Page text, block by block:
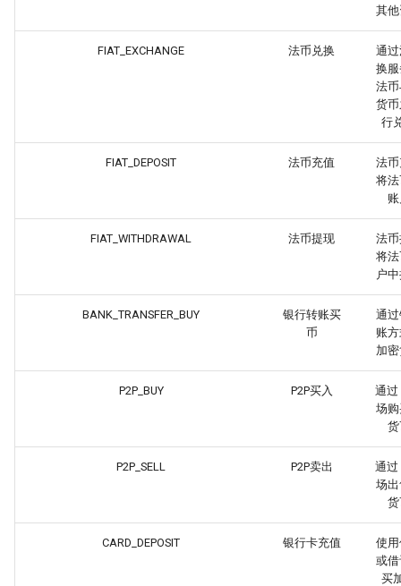
其
FIAT_EXCHANGE 法币兑换
通
换
法
货
行
FIAT_DEPOSIT 法币充值
法
将
FIAT_WITHDRAWAL 法币提现
法
将
户
BANK_TRANSFER_BUY
银行转账买
币
通
账
加
P2P_BUY P2P买入
通过
场
P2P_SELL P2P卖出
通过
场
CARD_DEPOSIT 银行卡充值
使
或
买